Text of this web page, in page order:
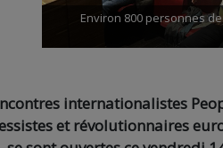
Environ 800 personnes
internationalistes
et révolutionnaires